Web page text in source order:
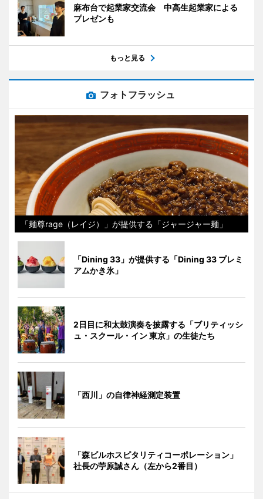
麻布台で起業家交流会 中高生起業家による
プレゼンも
もっと見る
フォトフラッシュ
「麺尊rage（レイジ）」が提供する「ジャージャー麺」
「Dining 33」が提供する「Dining 33 プレミ
アムかき氷」
2日目に和太鼓演奏を披露する「ブリティッシ
ュ・スクール・イン 東京」の生徒たち
「西川」の自律神経測定装置
「森ビルホスピタリティコーポレーション」
社長の苧原誠さん（左から2番目）